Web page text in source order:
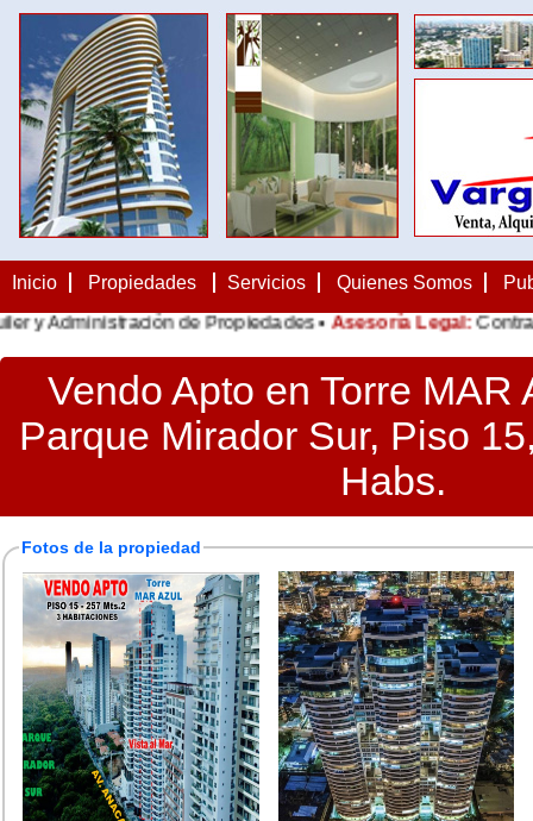
Inicio Propiedades Servicios Quienes Somos
de Propiedades •Asesoría Legal:Contratos,
Vendo Apto en Torre MAR
Parque Mirador Sur, Piso
Habs.
Fotos de la propiedad